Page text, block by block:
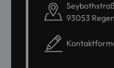
93053